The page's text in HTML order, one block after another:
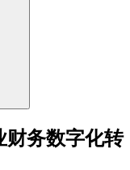
财务数字化转